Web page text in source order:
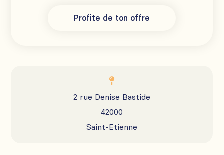
Profite de ton offre

2 rue Denise Bastide
42000
Saint-Etienne